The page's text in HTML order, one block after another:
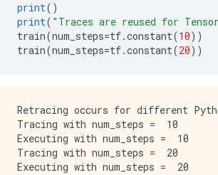
print()
print( "Traces are reused for
train(num_steps=tf.constant(10))
train(num_steps=tf.constant(20))
Retracing occurs for different
Tracing with num_steps =  10
Executing with num_steps =  10
Tracing with num_steps =  20
Executing with num_steps =  20